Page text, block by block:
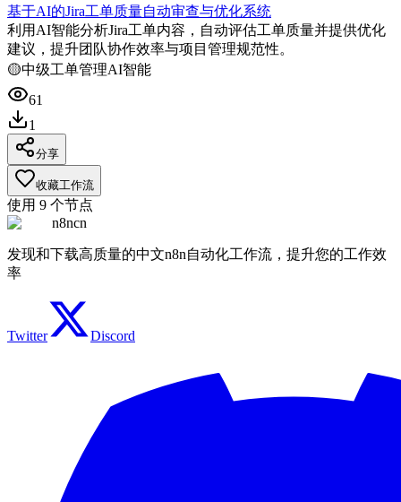
基于AI的Jira工单质量自动审查与优化系统
利用AI智能分析Jira工单内容，自动评估工单质量并提供优化
建议，提升团队协作效率与项目管理规范性。
🟡中级工单管理AI智能
61
1
分享
收藏工作流
使用 9 个节点
n8ncn
发现和下载高质量的中文n8n自动化工作流，提升您的工作效
率
Twitter Discord